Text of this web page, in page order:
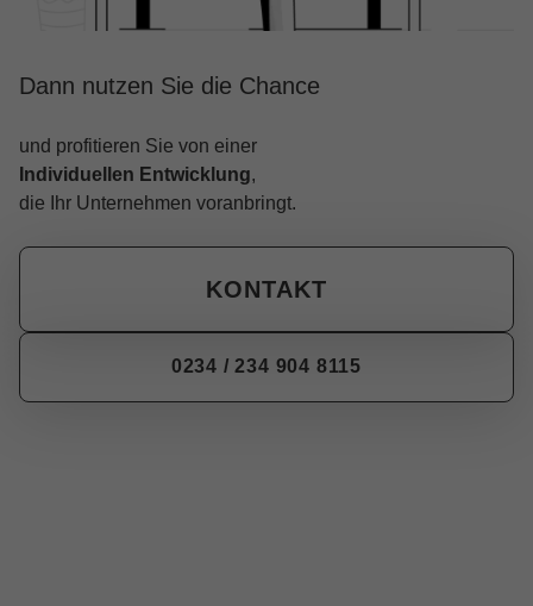
Dann nutzen Sie die Chance
und profitieren Sie von einer
Individuellen Entwicklung,
die Ihr Unternehmen voranbringt.
KONTAKT
0234 / 234 904 8115